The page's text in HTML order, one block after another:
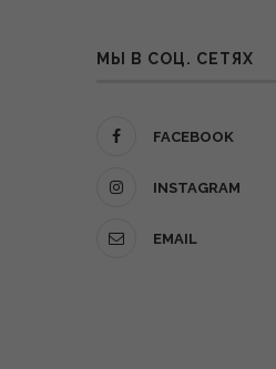
МЫ В СОЦ. СЕТЯХ
FACEBOOK
INSTAGRAM
EMAIL